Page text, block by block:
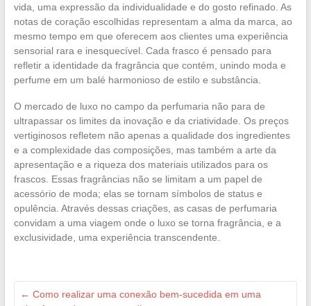
vida, uma expressão da individualidade e do gosto refinado. As
notas de coração escolhidas representam a alma da marca, ao
mesmo tempo em que oferecem aos clientes uma experiência
sensorial rara e inesquecível. Cada frasco é pensado para
refletir a identidade da fragrância que contém, unindo moda e
perfume em um balé harmonioso de estilo e substância.
O mercado de luxo no campo da perfumaria não para de
ultrapassar os limites da inovação e da criatividade. Os preços
vertiginosos refletem não apenas a qualidade dos ingredientes
e a complexidade das composições, mas também a arte da
apresentação e a riqueza dos materiais utilizados para os
frascos. Essas fragrâncias não se limitam a um papel de
acessório de moda; elas se tornam símbolos de status e
opulência. Através dessas criações, as casas de perfumaria
convidam a uma viagem onde o luxo se torna fragrância, e a
exclusividade, uma experiência transcendente.
← Como realizar uma conexão bem-sucedida em uma